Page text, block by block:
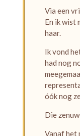
Via een
En ik wist
haar.
Ik vond
had nog
óók nog
Die
Vanaf het